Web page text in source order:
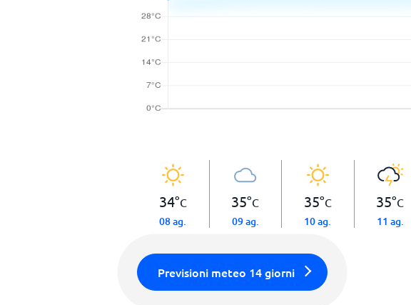
34°C
08 ag.
35°C
09 ag.
35°C
10 ag.
35°C
11 ag.
Previsioni meteo 14 giorni